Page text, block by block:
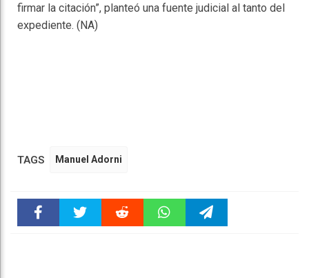
fir­mar la cita­ción”, planteó una fuente judicial al tanto del
expediente. (NA)
TAGS Manuel Adorni